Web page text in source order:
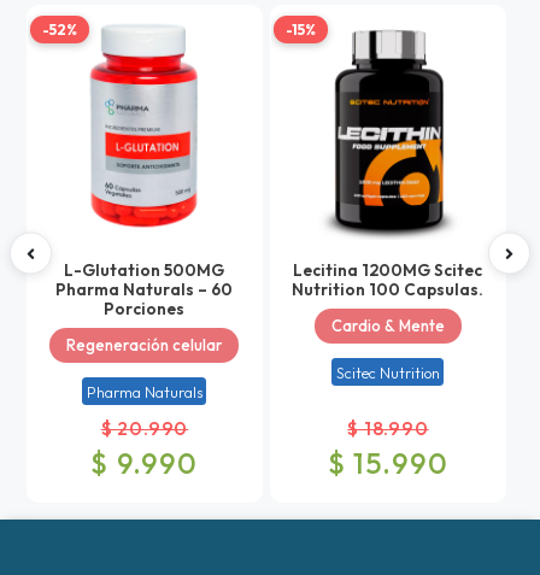
-52%
L-Glutation 500MG
Pharma Naturals – 60
Porciones
Regeneración celular
Pharma Naturals
$ 20.990
$ 9.990
-15%
Lecitina 1200MG Scitec
Nutrition 100 Capsulas.
Cardio & Mente
Scitec Nutrition
$ 18.990
$ 15.990